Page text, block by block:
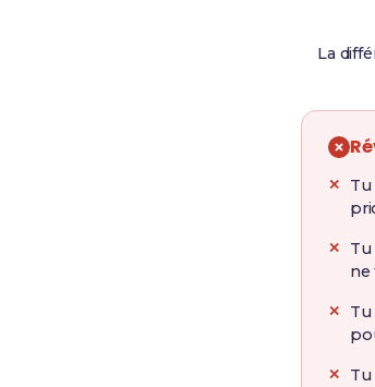
La
Tu
Tu
ne
Tu